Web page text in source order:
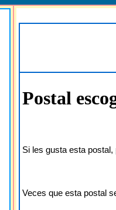
Postal
Si les gusta esta postal,
Veces que esta postal